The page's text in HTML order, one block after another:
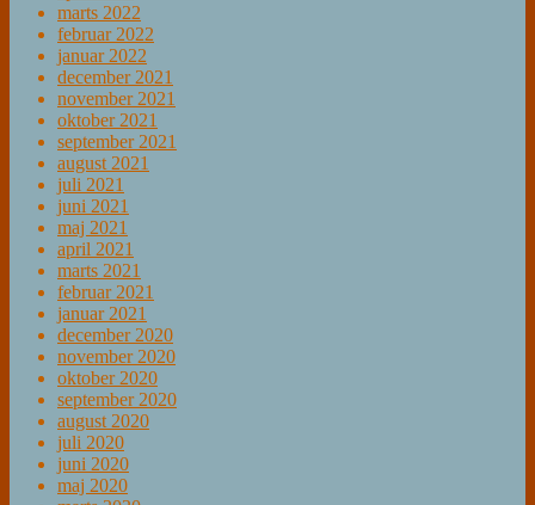
marts 2022
februar 2022
januar 2022
december 2021
november 2021
oktober 2021
september 2021
august 2021
juli 2021
juni 2021
maj 2021
april 2021
marts 2021
februar 2021
januar 2021
december 2020
november 2020
oktober 2020
september 2020
august 2020
juli 2020
juni 2020
maj 2020